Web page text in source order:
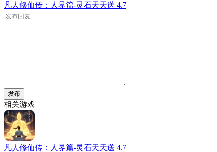
凡人修仙传：人界篇-灵石天天送 4.7
发布
相关游戏
凡人修仙传：人界篇-灵石天天送 4.7